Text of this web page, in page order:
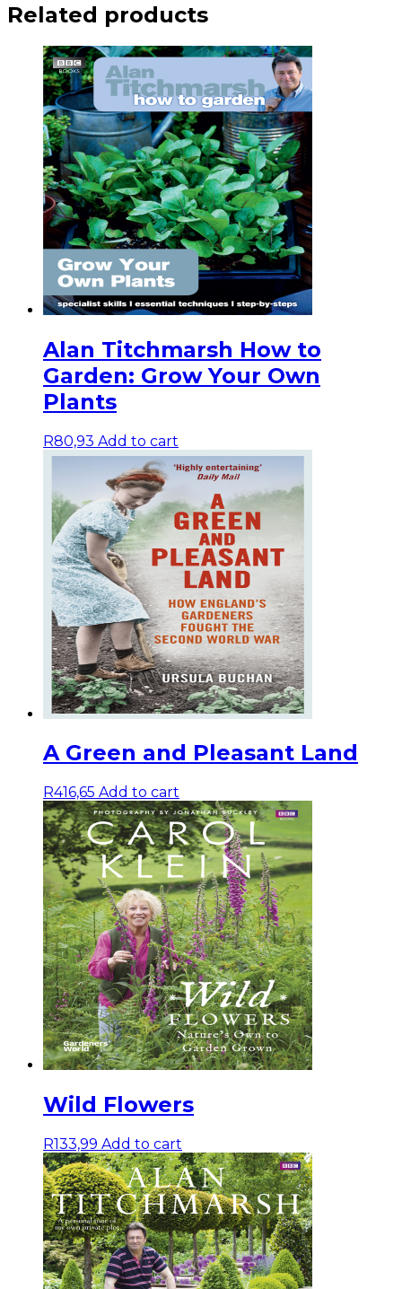
Related products
Alan Titchmarsh How to
Garden: Grow Your Own
Plants
R80,93 Add to cart
A Green and Pleasant Land
R416,65 Add to cart
Wild Flowers
R133,99 Add to cart